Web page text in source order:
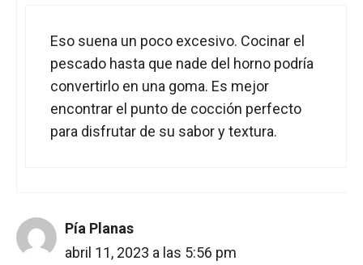
Eso suena un poco excesivo. Cocinar el
pescado hasta que nade del horno podría
convertirlo en una goma. Es mejor
encontrar el punto de cocción perfecto
para disfrutar de su sabor y textura.
Pía Planas
abril 11, 2023 a las 5:56 pm